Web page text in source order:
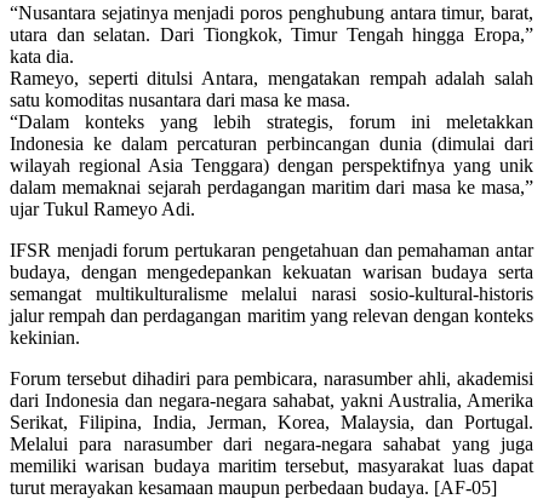
“Nusantara sejatinya menjadi poros penghubung antara timur, barat,
utara dan selatan. Dari Tiongkok, Timur Tengah hingga Eropa,”
kata dia.
Rameyo, seperti ditulsi Antara, mengatakan rempah adalah salah
satu komoditas nusantara dari masa ke masa.
“Dalam konteks yang lebih strategis, forum ini meletakkan
Indonesia ke dalam percaturan perbincangan dunia (dimulai dari
wilayah regional Asia Tenggara) dengan perspektifnya yang unik
dalam memaknai sejarah perdagangan maritim dari masa ke masa,”
ujar Tukul Rameyo Adi.
IFSR menjadi forum pertukaran pengetahuan dan pemahaman antar
budaya, dengan mengedepankan kekuatan warisan budaya serta
semangat multikulturalisme melalui narasi sosio-kultural-historis
jalur rempah dan perdagangan maritim yang relevan dengan konteks
kekinian.
Forum tersebut dihadiri para pembicara, narasumber ahli, akademisi
dari Indonesia dan negara-negara sahabat, yakni Australia, Amerika
Serikat, Filipina, India, Jerman, Korea, Malaysia, dan Portugal.
Melalui para narasumber dari negara-negara sahabat yang juga
memiliki warisan budaya maritim tersebut, masyarakat luas dapat
turut merayakan kesamaan maupun perbedaan budaya. [AF-05]